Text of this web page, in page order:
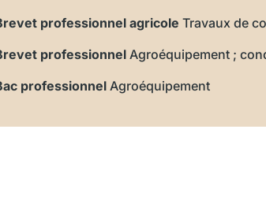
professionnel agricole Travaux de
professionnel Agroéquipement ;
professionnel Agroéquipement